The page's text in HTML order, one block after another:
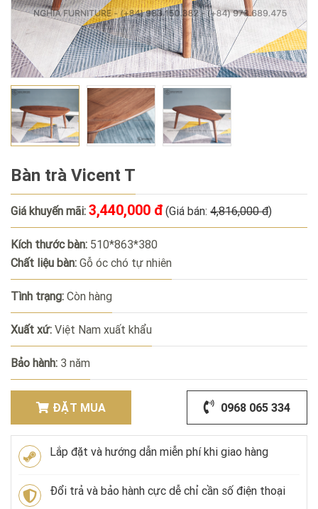
Bàn trà Vicent T
Giá khuyến mãi: 3,440,000 đ (Giá bán: 4,816,000 đ)
Kích thước bàn: 510*863*380
Chất liệu bàn: Gỗ óc chó tự nhiên
Tình trạng: Còn hàng
Xuất xứ: Việt Nam xuất khẩu
Bảo hành: 3 năm
ĐẶT MUA 0968 065 334
Lắp đặt và hướng dẫn miễn phí khi giao hàng
Đổi trả và bảo hành cực dễ chỉ cần số điện thoại